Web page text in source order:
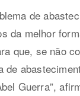
de
da melhor
que, se não
de
Guerra”,